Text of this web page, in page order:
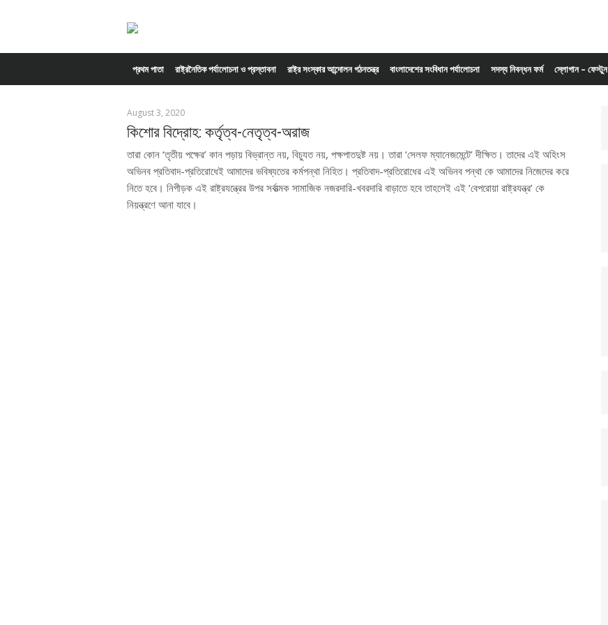
প্রথম পাতা রাষ্ট্রনৈতিক পর্যালোচনা ও প্রস্তাবনা রাষ্ট্র সংস্কার আন্দোলন গঠনতন্ত্র বাংলাদেশের সংবিধান পর্যালোচনা সদস্য নিবন্ধন ফর্ম স্লোগান – ফেস্টুন
August 3, 2020
কিশোর বিদ্রোহ: কর্তৃত্ব-নেতৃত্ব-অরাজ
তারা কোন ‘তৃতীয় পক্ষের’ কান পড়ায় বিভ্রান্ত নয়, বিচ্যুত নয়, পক্ষপাতদুষ্ট নয়। তারা ‘সেলফ ম্যানেজমেন্টে’ দীক্ষিত। তাদের এই অহিংস
অভিনব প্রতিবাদ-প্রতিরোধেই আমাদের ভবিষ্যতের কর্মপন্থা নিহিত। প্রতিবাদ-প্রতিরোধের এই অভিনব পন্থা কে আমাদের নিজেদের করে
নিতে হবে। নিপীড়ক এই রাষ্ট্রযন্ত্রের উপর সর্বাত্মক সামাজিক নজরদারি-খবরদারি বাড়াতে হবে তাহলেই এই ‘বেপরোয়া রাষ্ট্রযন্ত্র’ কে
নিয়ন্ত্রণে আনা যাবে।